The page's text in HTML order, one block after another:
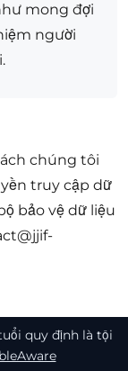
mong đợi
người
chúng tôi
truy cập dữ
bảo vệ dữ liệu
quy định là tội